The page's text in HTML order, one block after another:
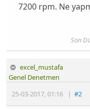
7200 rpm. Ne
Son
excel_mustafa
25-03-2017,01:16 |#2
Genel Denetmen